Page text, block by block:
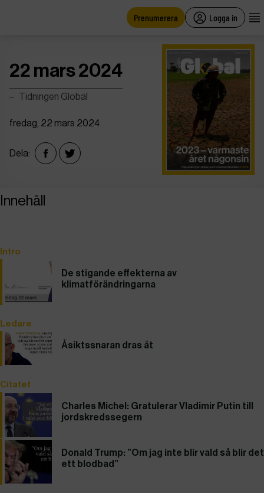
Prenumerera Logga in
22 mars 2024
Tidningen Global
fredag, 22 mars 2024
Dela:
Innehåll
Intro
De stigande effekterna av
klimatförändringarna
Ledare
Åsiktssnaran dras åt
Citatet
Charles Michel: Gratulerar Vladimir Putin till
jordskredssegern
Donald Trump: ”Om jag inte blir vald så blir det
ett blodbad”